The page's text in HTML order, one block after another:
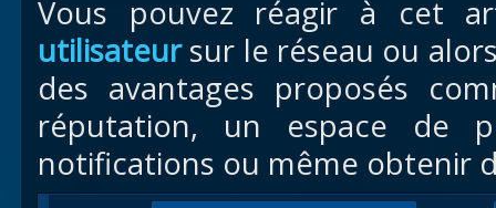
Vous pouvez réagir à cet
utilisateursur le réseau ou
des avantages proposés
réputation, un espace de
notifications ou même obtenir